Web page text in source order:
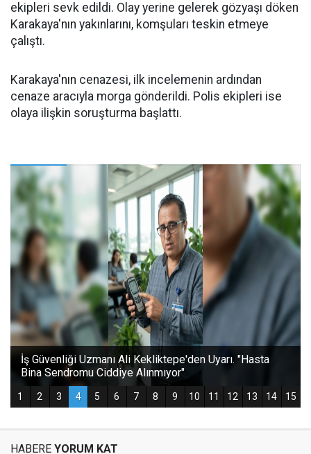
ekipleri sevk edildi. Olay yerine gelerek gözyaşı döken
Karakaya'nın yakınlarını, komşuları teskin etmeye
çalıştı.
Karakaya'nın cenazesi, ilk incelemenin ardından
cenaze aracıyla morga gönderildi. Polis ekipleri ise
olaya ilişkin soruşturma başlattı.
HABERE YORUM KAT